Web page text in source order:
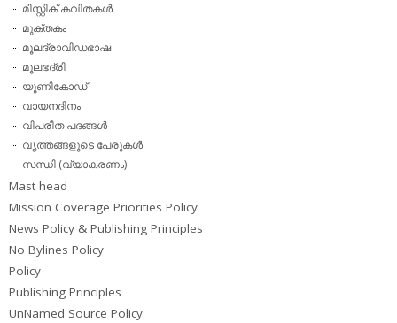
മിസ്റ്റിക് കവിതകള്‍
മുക്തകം
മൂലദ്രാവിഡഭാഷ
മൂലഭദ്രി
യൂണികോഡ്
വായനദിനം
വിപരീത പദങ്ങള്‍
വൃത്തങ്ങളുടെ പേരുകള്‍
സന്ധി (വ്യാകരണം)
Mast head
Mission Coverage Priorities Policy
News Policy & Publishing Principles
No Bylines Policy
Policy
Publishing Principles
UnNamed Source Policy